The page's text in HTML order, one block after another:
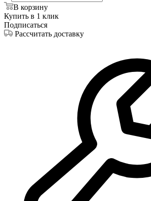
В корзину
Купить в 1 клик
Подписаться
Рассчитать доставку